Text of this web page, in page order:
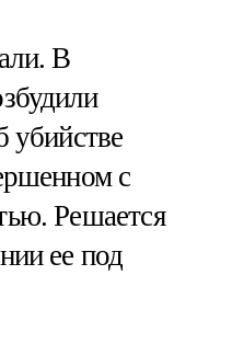
В
убийстве
с
Решается
ее под